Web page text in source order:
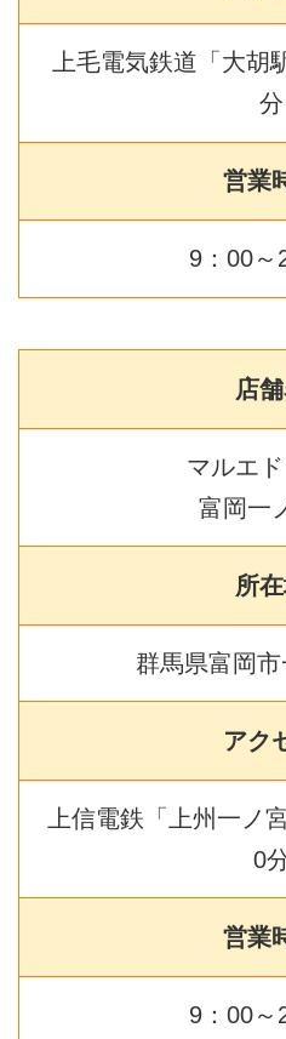
上毛電気鉄道「大胡
分
営業
9：00～
店
マルエ
富岡一
所
群馬県富岡
アク
上信電鉄「上州一ノ
0
営業
9：00～